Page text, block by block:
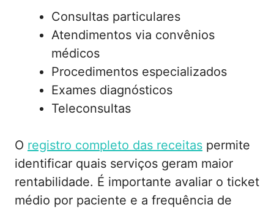
Consultas particulares
Atendimentos via convênios
médicos
Procedimentos especializados
Exames diagnósticos
Teleconsultas
O registro completo das receitas permite
identificar quais serviços geram maior
rentabilidade. É importante avaliar o ticket
médio por paciente e a frequência de